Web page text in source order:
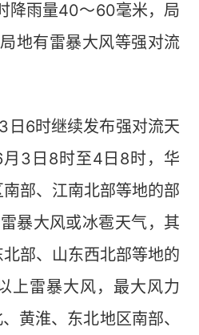
降雨量40～60毫米，局
地有雷暴大风等强对流
6时继续发布强对流天
3日8时至4日8时，华
部、江南北部等地的部
暴大风或冰雹天气，其
部、山东西北部等地的
上雷暴大风，最大风力
黄淮、东北地区南部、